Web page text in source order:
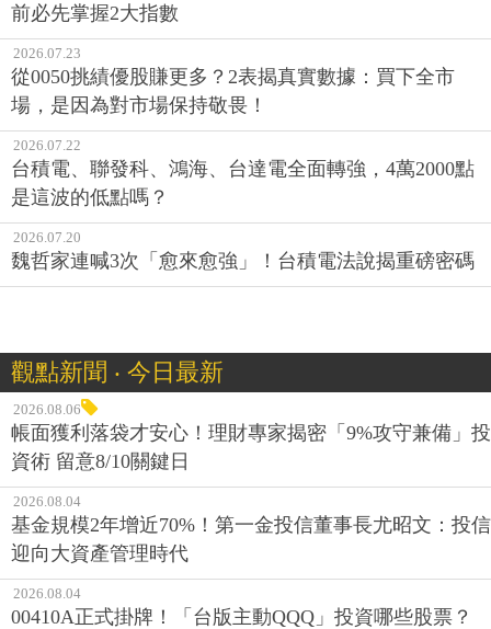
前必先掌握2大指數
2026.07.23
從0050挑績優股賺更多？2表揭真實數據：買下全市
場，是因為對市場保持敬畏！
2026.07.22
台積電、聯發科、鴻海、台達電全面轉強，4萬2000點
是這波的低點嗎？
2026.07.20
魏哲家連喊3次「愈來愈強」！台積電法說揭重磅密碼
觀點新聞 ‧ 今日最新
2026.08.06
帳面獲利落袋才安心！理財專家揭密「9%攻守兼備」投
資術 留意8/10關鍵日
2026.08.04
基金規模2年增近70%！第一金投信董事長尤昭文：投信
迎向大資產管理時代
2026.08.04
00410A正式掛牌！「台版主動QQQ」投資哪些股票？